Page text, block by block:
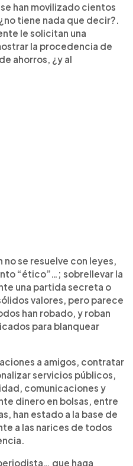
han movilizado cientos
tiene nada que decir?.
le solicitan una
la procedencia de
ahorros, ¿y al
se resuelve con leyes,
“ético”…; sobrellevar la
una partida secreta o
valores, pero parece
han robado, y roban
para blanquear
a amigos, contratar
servicios públicos,
comunicaciones y
dinero en bolsas, entre
han estado a la base de
a las narices de todos
que haga